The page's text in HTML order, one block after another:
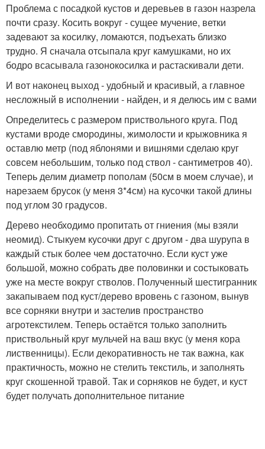
Проблема с посадкой кустов и деревьев в газон назрела
почти сразу. Косить вокруг - сущее мучение, ветки
задевают за косилку, ломаются, подъехать близко
трудно. Я сначала отсыпала круг камушками, но их
бодро всасывала газонокосилка и растаскивали дети.
И вот наконец выход - удобный и красивый, а главное
несложный в исполнении - найден, и я делюсь им с вами
Определитесь с размером приствольного круга. Под
кустами вроде смородины, жимолости и крыжовника я
оставлю метр (под яблонями и вишнями сделаю круг
совсем небольшим, только под ствол - сантиметров 40).
Теперь делим диаметр пополам (50см в моем случае), и
нарезаем брусок (у меня 3*4см) на кусочки такой длины
под углом 30 градусов.
Дерево необходимо пропитать от гниения (мы взяли
неомид). Стыкуем кусочки друг с другом - два шурупа в
каждый стык более чем достаточно. Если куст уже
большой, можно собрать две половинки и состыковать
уже на месте вокруг стволов. Полученный шестигранник
закапываем под куст/дерево вровень с газоном, вынув
все сорняки внутри и застелив пространство
агротекстилем. Теперь остаётся только заполнить
приствольный круг мульчей на ваш вкус (у меня кора
лиственницы). Если декоративность не так важна, как
практичность, можно не стелить текстиль, и заполнять
круг скошенной травой. Так и сорняков не будет, и куст
будет получать дополнительное питание